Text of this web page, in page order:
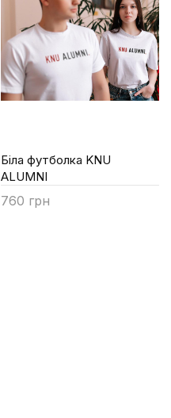
Біла футболка KNU
ALUMNI
760 грн